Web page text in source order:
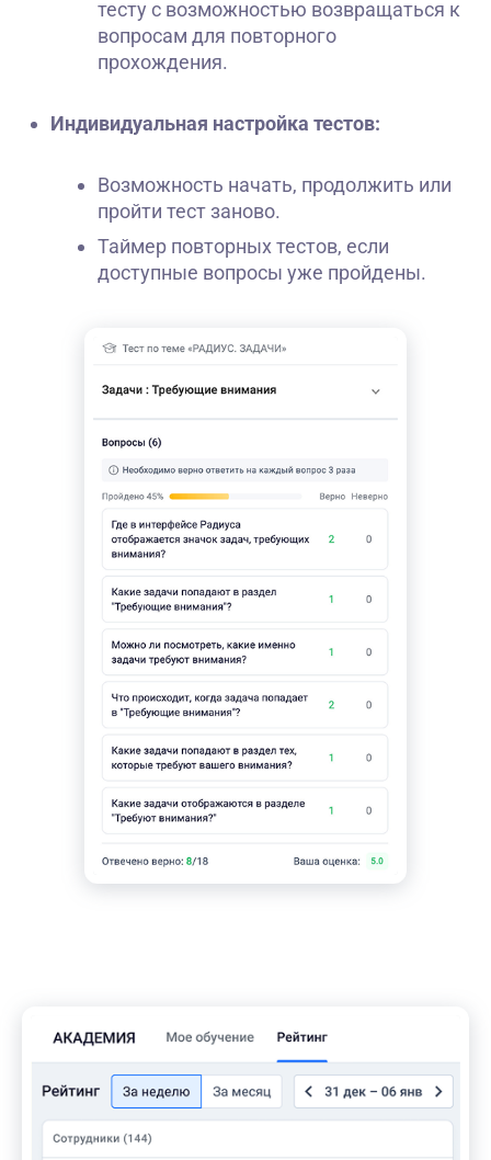
тесту с возможностью возвращаться к
вопросам для повторного
прохождения.
Индивидуальная настройка тестов:
Возможность начать, продолжить или
пройти тест заново.
Таймер повторных тестов, если
доступные вопросы уже пройдены.